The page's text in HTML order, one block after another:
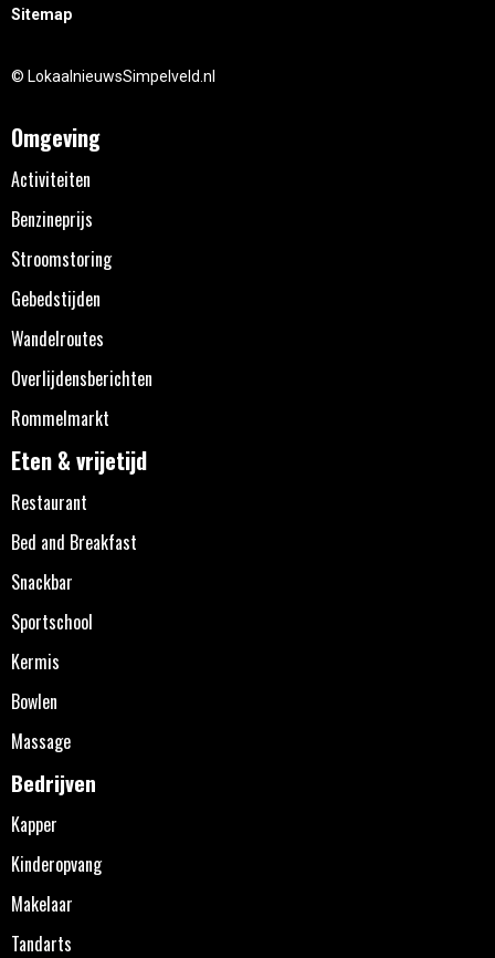
Sitemap
© LokaalnieuwsSimpelveld.nl
Omgeving
Activiteiten
Benzineprijs
Stroomstoring
Gebedstijden
Wandelroutes
Overlijdensberichten
Rommelmarkt
Eten & vrijetijd
Restaurant
Bed and Breakfast
Snackbar
Sportschool
Kermis
Bowlen
Massage
Bedrijven
Kapper
Kinderopvang
Makelaar
Tandarts